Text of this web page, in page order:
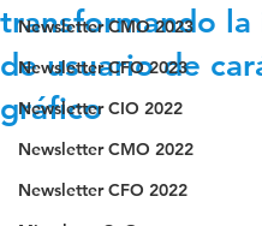
Newsletter CMO 2023
Newsletter CFO 2023
Newsletter CIO 2022
Newsletter CMO 2022
Newsletter CFO 2022
transformando la
de usuario de
gráfico